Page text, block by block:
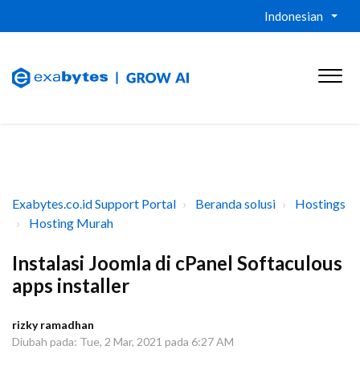
Indonesian
Exabytes.co.id Support Portal Beranda solusi
Hostings
Hosting Murah
Instalasi Joomla di cPanel Softaculous
apps installer
rizky ramadhan
Diubah pada: Tue, 2 Mar, 2021 pada 6:27 AM